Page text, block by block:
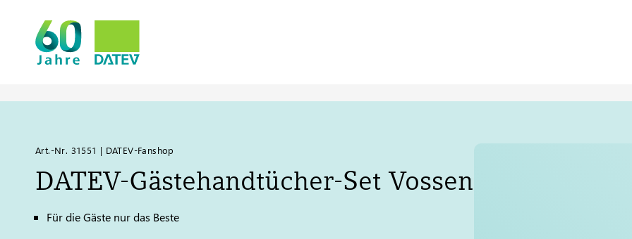
Art.-Nr. 31551 | DATEV-Fanshop
DATEV-Gästehandtücher-Set Vossen
Für die Gäste nur das Beste